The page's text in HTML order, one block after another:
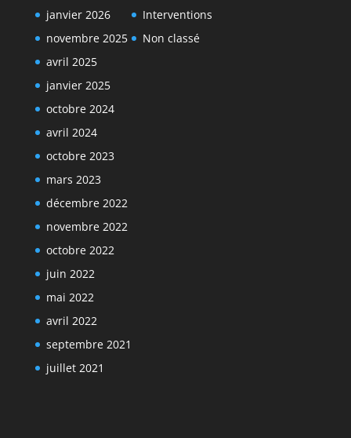
janvier 2026
novembre 2025
avril 2025
janvier 2025
octobre 2024
avril 2024
octobre 2023
mars 2023
décembre 2022
novembre 2022
octobre 2022
juin 2022
mai 2022
avril 2022
septembre 2021
juillet 2021
Interventions
Non classé